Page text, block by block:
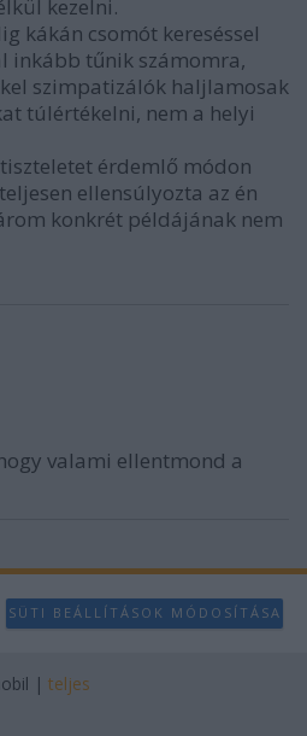
kezelni.
kákán csomót kereséssel
inkább tűnik számomra,
szimpatizálók haljlamosak
túlértékelni, nem a helyi
érdemlő módon
ellensúlyozta az én
konkrét példájának nem
valami ellentmond a
SÜTI BEÁLLÍTÁSOK MÓDOSÍTÁSA
| teljes